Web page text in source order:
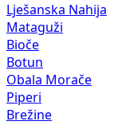
Lješanska Nahija
Mataguži
Bioče
Botun
Obala Morače
Piperi
Brežine